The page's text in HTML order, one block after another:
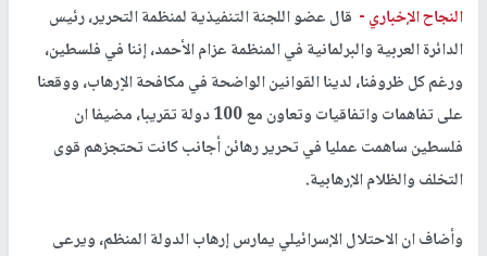
النجاح الإخباري - قال عضو اللجنة التنفيذية لمنظمة التحرير، رئيس
الدائرة العربية والبرلمانية في المنظمة عزام الأحمد، إننا في فلسطين،
ورغم كل ظروفنا، لدينا القوانين الواضحة في مكافحة الاٍرهاب، ووقعنا
على تفاهمات واتفاقيات وتعاون مع 100 دولة تقريبا، مضيفا ان
فلسطين ساهمت عمليا في تحرير رهائن أجانب كانت تحتجزهم قوى
التخلف والظلام الإرهابية.
وأضاف ان الاحتلال الإسرائيلي يمارس إرهاب الدولة المنظم، ويرعى